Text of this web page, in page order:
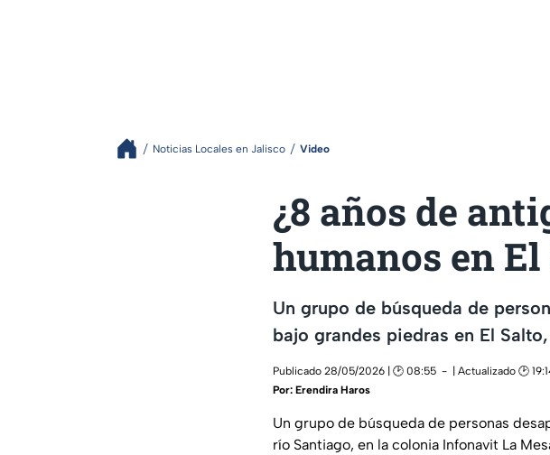
Noticias Locales en Jalisco Video
¿8 años de
humanos en El
Un grupo de búsqueda de
bajo grandes piedras en El
Publicado 28/05/2026 | 🕑 08:55
| Actualizado 🕑
Por: Erendira Haros
Un grupo de búsqueda de personas
río Santiago, en la colonia Infonavit La